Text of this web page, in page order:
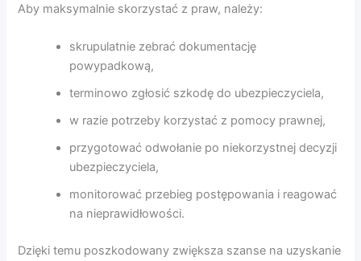
Aby maksymalnie skorzystać z praw, należy:
skrupulatnie zebrać dokumentację
powypadkową,
terminowo zgłosić szkodę do ubezpieczyciela,
w razie potrzeby korzystać z pomocy prawnej,
przygotować odwołanie po niekorzystnej decyzji
ubezpieczyciela,
monitorować przebieg postępowania i reagować
na nieprawidłowości.
Dzięki temu poszkodowany zwiększa szanse na uzyskanie